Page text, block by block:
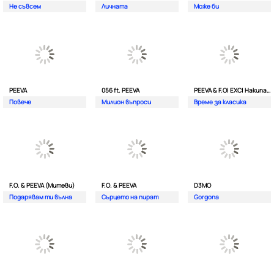
Не съвсем
Личната
Мoже би
PEEVA
Повече
056 ft. PEEVA
Милион въпроси
PEEVA & F.O| EXC| Hakunata ft. Tri'o Quatro
Време за класика
F.O. & PEEVA (Митеви)
Подарявам ти вълна
F.O. & PEEVA
Сърцето на пират
D3MO
Gorgona